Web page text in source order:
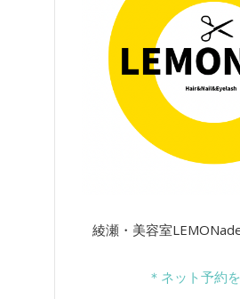
綾瀬・美容室
＊ネット予約